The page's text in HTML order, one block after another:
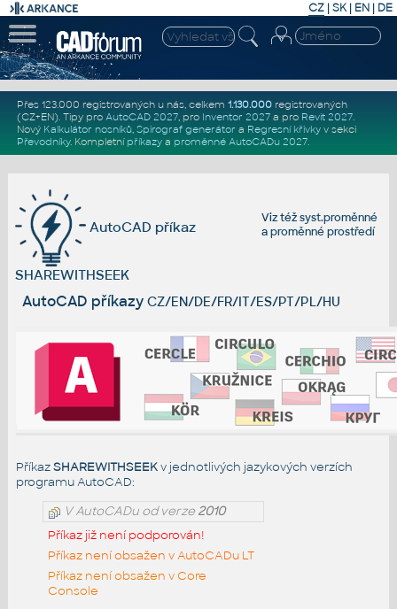
CZ | SK| EN | DE
Přes 123.000 registrovaných u nás, celkem 1.130.000registrovaných
(CZ+EN). Tipy pro AutoCAD 2027, pro Inventor 2027a pro Revit 2027.
Nový Kalkulátor nosníků, Spirograf generátor a Regresní křivkyv sekci
Převodníky. Kompletní příkazya proměnné AutoCADu 2027.
Viz téžsyst.proměnné
aproměnné prostředí
AutoCAD příkaz
SHAREWITHSEEK
AutoCAD příkazy CZ/EN/DE/FR/IT/ES/PT/PL/HU
PříkazSHAREWITHSEEKv jednotlivých jazykových verzích
programu AutoCAD:
V AutoCADu od verze2010
Příkaz již není podporován!
Příkaz není obsažen v AutoCADu LT
Příkaz není obsažen v Core
Console